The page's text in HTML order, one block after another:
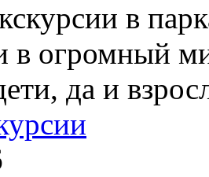
в
в огромный
да и